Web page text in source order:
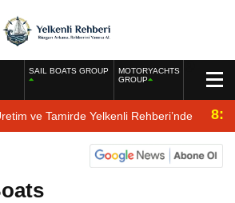
SAIL BOATS GROUP
MOTORYACHTS
GROUP
ve Tamirde Yelkenli Rehberi’nde